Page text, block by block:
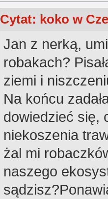
Cytat: koko w
Jan z nerką,
robakach?
ziemi i
Na końcu
dowiedzieć się,
niekoszenia
żal mi
naszego